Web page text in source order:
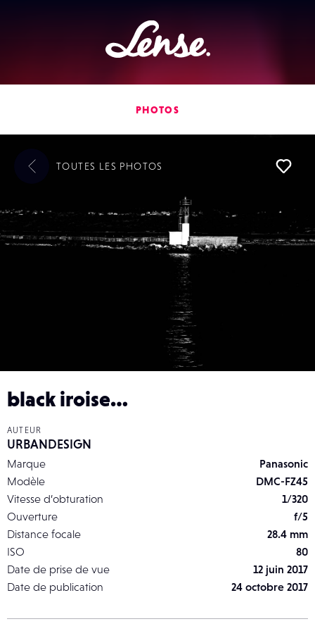
Lense
PHOTOS
black iroise…
AUTEUR
URBANDESIGN
Marque
Panasonic
Modèle
DMC-FZ45
Vitesse d’obturation
1/320
Ouverture
f/5
Distance focale
28.4 mm
ISO
80
Date de prise de vue
12 juin 2017
Date de publication
24 octobre 2017
TOUTES LES PHOTOS